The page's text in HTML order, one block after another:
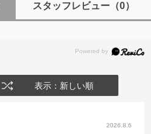
スタッフレビュー（0）
表示：新しい順
2026.8.6